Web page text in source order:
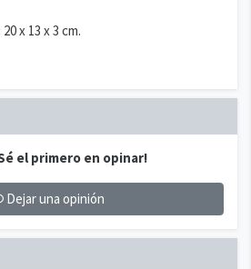
x 13 x 3 cm.
el primero en opinar!
Dejar una opinión